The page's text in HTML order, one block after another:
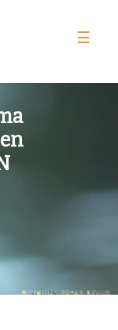
☰